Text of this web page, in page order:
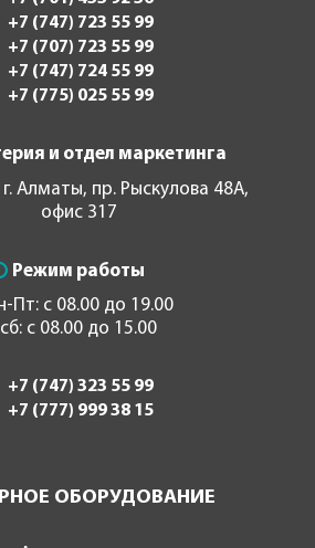
+7 (747) 723 55 99
+7 (707) 723 55 99
+7 (747) 724 55 99
+7 (775) 025 55 99
и отдел маркетинга
г. Алматы, пр. Рыскулова 48А,
офис 317
Режим работы
Пт: с 08.00 до 19.00
сб: с 08.00 до 15.00
+7 (747) 323 55 99
+7 (777) 999 38 15
ОБОРУДОВАНИЕ